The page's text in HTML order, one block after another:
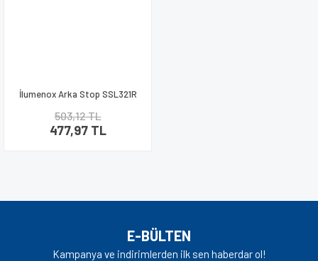
İlumenox Arka Stop SSL321R
503,12 TL
477,97 TL
E-BÜLTEN
Kampanya ve indirimlerden ilk sen haberdar ol!